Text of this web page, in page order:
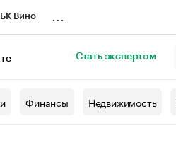
Вино
Стать экспертом
Финансы Недвижимость